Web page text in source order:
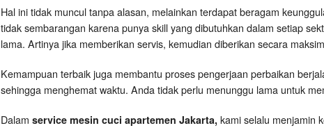
Hal ini tidak muncul tanpa alasan, melainkan terdapat beragam
tidak sembarangan karena punya skill yang dibutuhkan dalam setiap
lama. Artinya jika memberikan servis, kemudian diberikan secara
Kemampuan terbaik juga membantu proses pengerjaan perbaikan
sehingga menghemat waktu. Anda tidak perlu menunggu lama untuk
Dalam service mesin cuci apartemen Jakarta, kami selalu menjamin